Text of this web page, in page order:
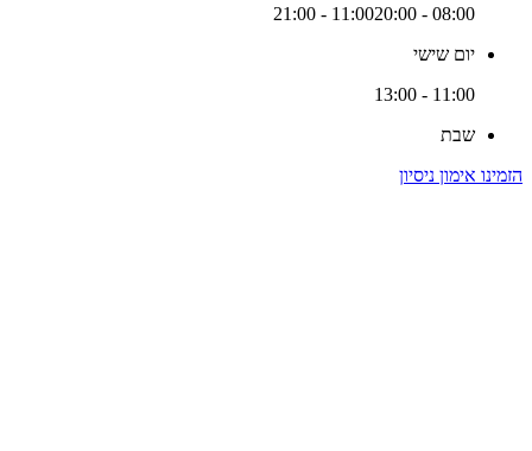
08:00 - 11:00
20:00 - 21:00
יום שישי
11:00 - 13:00
שבת
הזמינו אימון ניסיון